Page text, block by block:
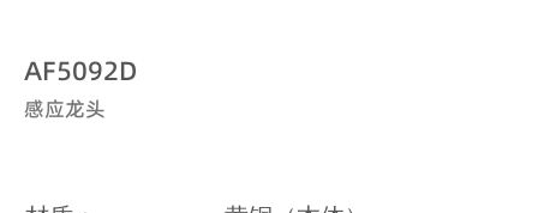
AF5092D
感应龙头